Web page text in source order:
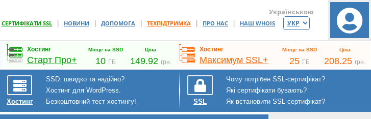
СЕРТИФІКАТИ SSL | НОВИНИ | ДОПОМОГА | ТЕХПІДТРИМКА | ПРО НАС | НАШ WHOIS
Українською
Хостинг
Старт Про+
Місце на SSD Ціна
10 ГБ 149.92 грн.
Хостинг
Максимум SSL+
Місце на SSD Ціна
25 ГБ 208.25 грн.
Хостинг
SSD: швидко та надійно?
Хостинг для WordPress.
Безкоштовний тест хостингу!
SSL
Чому потрібен SSL-сертифікат?
Які сертифікати бувають?
Як встановити SSL-сертифікат?